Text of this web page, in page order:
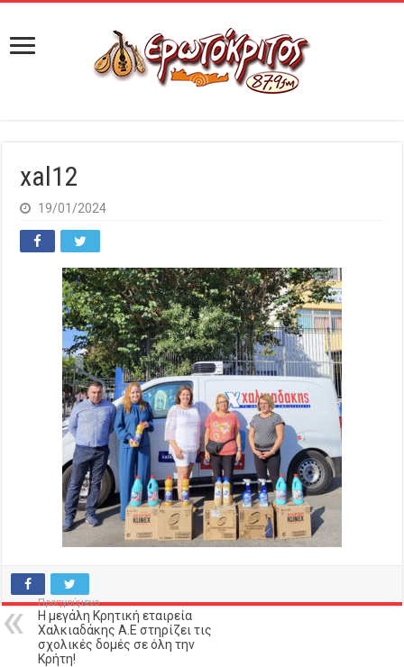
xal12
19/01/2024
Προηγούμενο
H μεγάλη Κρητική εταιρεία
Χαλκιαδάκης Α.Ε στηρίζει τις
σχολικές δομές σε όλη την
Κρήτη!